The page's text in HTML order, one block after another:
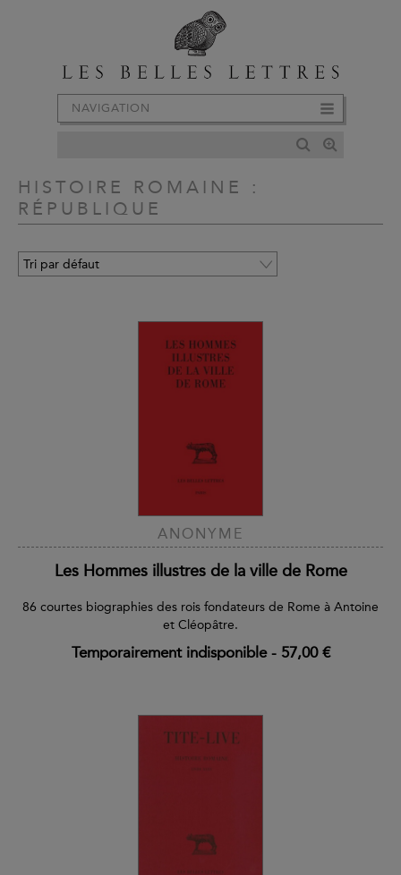
NAVIGATION
HISTOIRE ROMAINE :
RÉPUBLIQUE
ANONYME
Les Hommes illustres de la ville de Rome
86 courtes biographies des rois fondateurs de Rome à Antoine
et Cléopâtre.
Temporairement indisponible- 57,00 €